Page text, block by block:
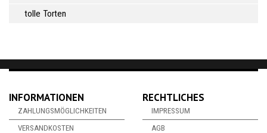
tolle Torten
INFORMATIONEN
ZAHLUNGSMÖGLICHKEITEN
VERSANDKOSTEN
RECHTLICHES
IMPRESSUM
AGB